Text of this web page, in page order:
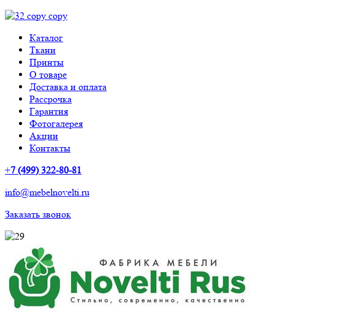
Каталог
Ткани
Принты
О товаре
Доставка и оплата
Рассрочка
Гарантия
Фотогалерея
Акции
Контакты
+7 (499) 322-80-81
info@mebelnovelti.ru
Заказать звонок